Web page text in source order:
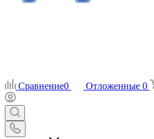
Сравнение0 Отложенные 0